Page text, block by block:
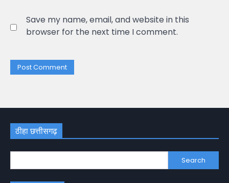
Save my name, email, and website in this
browser for the next time I comment.
ठीहा छत्तीसगढ़
Search